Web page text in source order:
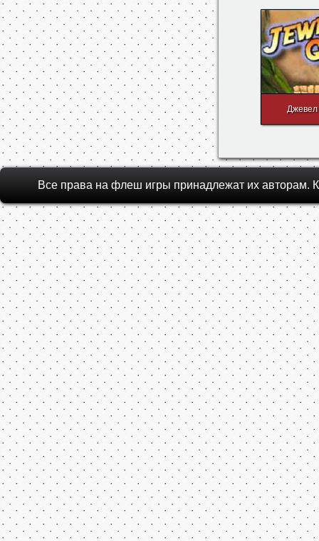
Джевел
Все права на флеш игры принадлежат их авторам.